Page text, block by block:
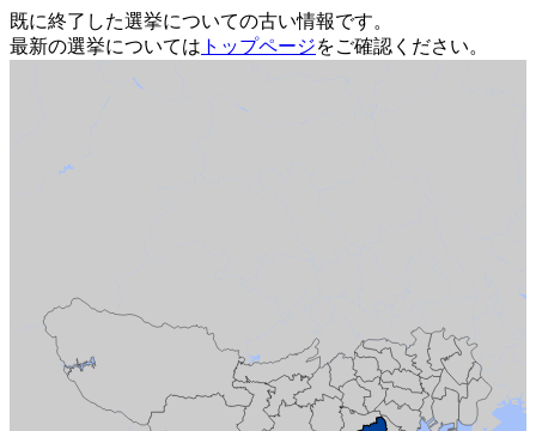
既に終了した選挙についての古い情報です。
最新の選挙については トップページをご確認ください。